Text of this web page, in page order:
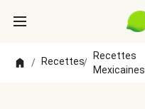
/ Recettes/
Recettes
Mexicaines